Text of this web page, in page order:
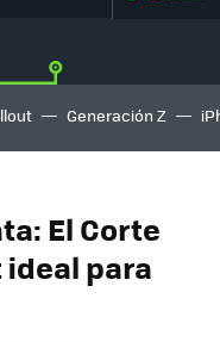
Generación Z
El Corte
para